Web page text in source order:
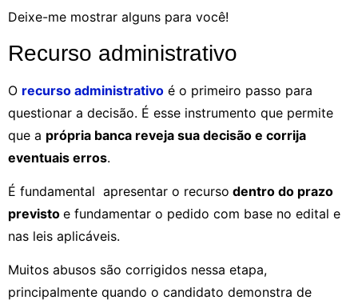
Deixe-me mostrar alguns para você!
Recurso administrativo
O recurso administrativo é o primeiro passo para
questionar a decisão. É esse instrumento que permite
que a própria banca reveja sua decisão e corrija
eventuais erros.
É fundamental apresentar o recurso dentro do prazo
previsto e fundamentar o pedido com base no edital e
nas leis aplicáveis.
Muitos abusos são corrigidos nessa etapa,
principalmente quando o candidato demonstra de